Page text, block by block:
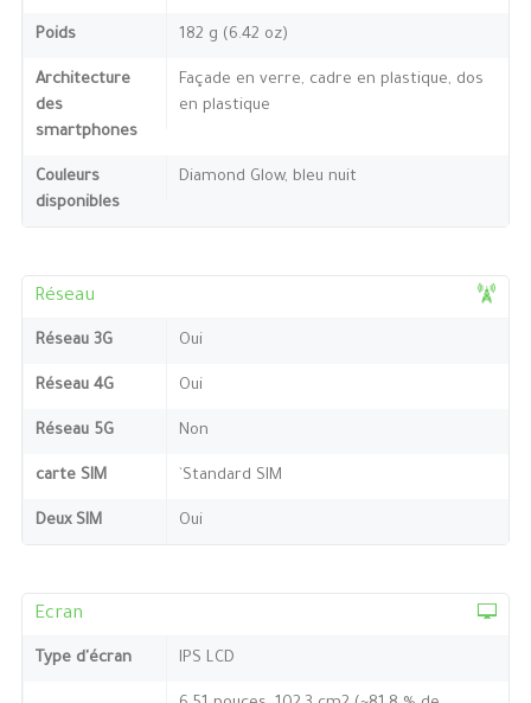
Poids 182 g (6.42 oz)
Architecture
des
smartphones
Façade en verre, cadre en plastique, dos
en plastique
Couleurs
disponibles
Diamond Glow, bleu nuit
Réseau
Réseau 3G Oui
Réseau 4G Oui
Réseau 5G Non
carte SIM `Standard SIM
Deux SIM Oui
Ecran
Type d'écran IPS LCD